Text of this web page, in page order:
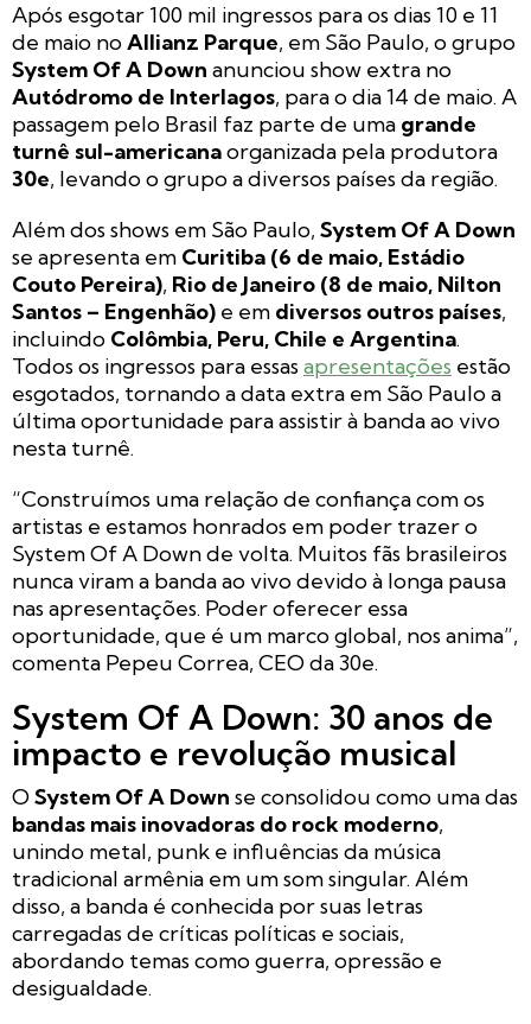
Após esgotar 100 mil ingressos para os dias 10 e 11
de maio noAllianz Parque, em São Paulo, o grupo
System Of A Down anunciou show extra no
Autódromo de Interlagos, para o dia 14 de maio. A
passagem pelo Brasil faz parte de uma grande
turnê sul-americanaorganizada pela produtora
30e, levando o grupo a diversos países da região.
Além dos shows em São Paulo, System Of A Down
se apresenta em Curitiba (6 de maio, Estádio
Couto Pereira), Rio de Janeiro (8 de maio, Nilton
Santos – Engenhão) e em diversos outros países,
incluindo Colômbia, Peru, Chile e Argentina.
Todos os ingressos para essasapresentações estão
esgotados, tornando a data extra em São Paulo a
última oportunidade para assistir à banda ao vivo
nesta turnê.
“Construímos uma relação de confiança com os
artistas e estamos honrados em poder trazer o
System Of A Down de volta. Muitos fãs brasileiros
nunca viram a banda ao vivo devido à longa pausa
nas apresentações. Poder oferecer essa
oportunidade, que é um marco global, nos anima”,
comenta Pepeu Correa, CEO da 30e.
System Of A Down: 30 anos de
impacto e revolução musical
OSystem Of A Down se consolidou como uma das
bandas mais inovadoras do rock moderno,
unindo metal, punk e influências da música
tradicional armênia em um som singular. Além
disso, a banda é conhecida por suas letras
carregadas de críticas políticas e sociais,
abordando temas como guerra, opressão e
desigualdade.